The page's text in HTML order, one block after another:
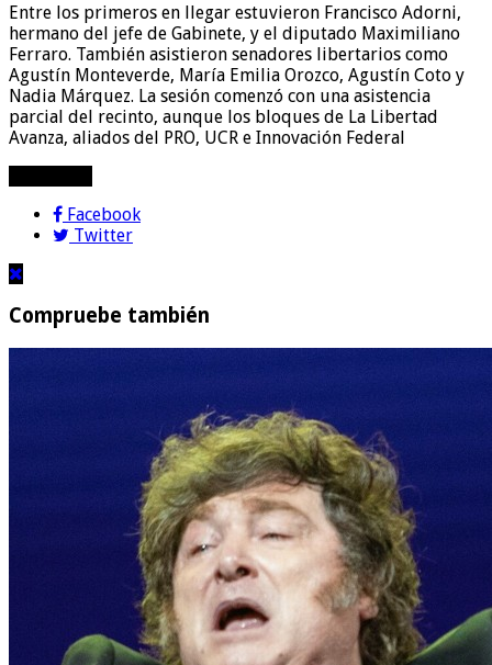
Entre los primeros en llegar estuvieron Francisco Adorni,
hermano del jefe de Gabinete, y el diputado Maximiliano
Ferraro. También asistieron senadores libertarios como
Agustín Monteverde, María Emilia Orozco, Agustín Coto y
Nadia Márquez. La sesión comenzó con una asistencia
parcial del recinto, aunque los bloques de La Libertad
Avanza, aliados del PRO, UCR e Innovación Federal
Facebook
Twitter
Compruebe también